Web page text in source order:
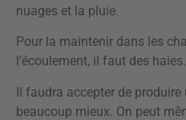
nuages et la pluie.
Pour la maintenir dans les
l’écoulement, il faut des haies.
Il faudra accepter de
beaucoup mieux. On peut